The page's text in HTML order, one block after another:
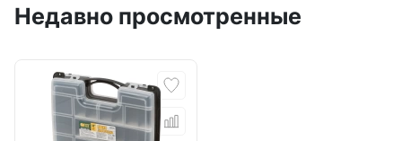
Недавно просмотренные